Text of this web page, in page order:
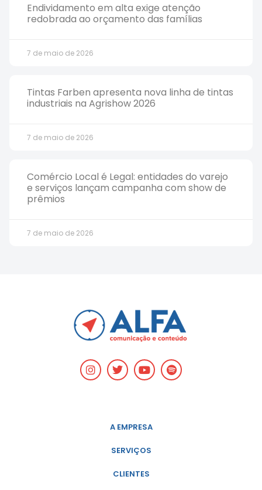
Endividamento em alta exige atenção
redobrada ao orçamento das famílias
7 de maio de 2026
Tintas Farben apresenta nova linha de tintas
industriais na Agrishow 2026
7 de maio de 2026
Comércio Local é Legal: entidades do varejo
e serviços lançam campanha com show de
prêmios
7 de maio de 2026
A EMPRESA
SERVIÇOS
CLIENTES